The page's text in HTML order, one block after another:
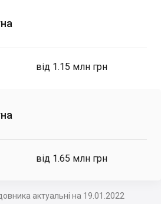
від 1.15 млн грн
від 1.65 млн грн
актуальні на 19.01.2022